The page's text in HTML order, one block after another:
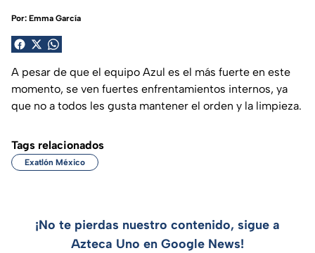
Por: Emma García
A pesar de que el equipo Azul es el más fuerte en este
momento, se ven fuertes enfrentamientos internos, ya
que no a todos les gusta mantener el orden y la limpieza.
Tags relacionados
Exatlón México
¡No te pierdas nuestro contenido, sigue a
Azteca Uno en Google News!